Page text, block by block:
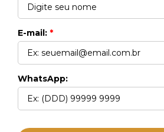
Whats Venda
E-mail: *
WhatsApp: